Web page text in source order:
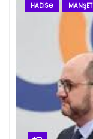
HADISƏ MANŞET